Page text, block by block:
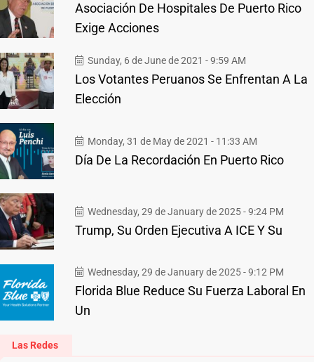
Asociación De Hospitales De Puerto Rico
Exige Acciones
Sunday, 6 de June de 2021 - 9:59 AM
Los Votantes Peruanos Se Enfrentan A La
Elección
Monday, 31 de May de 2021 - 11:33 AM
Día De La Recordación En Puerto Rico
Wednesday, 29 de January de 2025 - 9:24 PM
Trump, Su Orden Ejecutiva A ICE Y Su
Wednesday, 29 de January de 2025 - 9:12 PM
Florida Blue Reduce Su Fuerza Laboral En
Un
Las Redes